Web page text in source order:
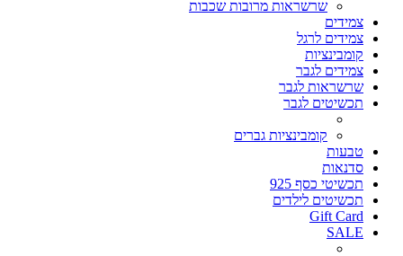
שרשראות מרובות שכבות
צמידים
צמידים לרגל
קומבינציות
צמידים לגבר
שרשראות לגבר
תכשיטים לגבר
קומבינציות גברים
טבעות
סדנאות
תכשיטי כסף 925
תכשיטים לילדים
Gift Card
SALE